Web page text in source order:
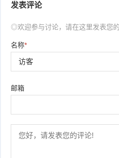
发表评论
◎欢迎参与讨论，请在这里发表您
名称*
邮箱